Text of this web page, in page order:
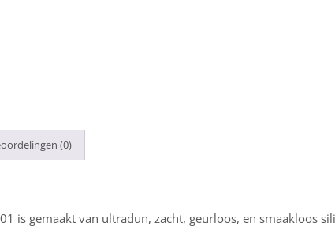
(0)
is gemaakt van ultradun, zacht, geurloos, en